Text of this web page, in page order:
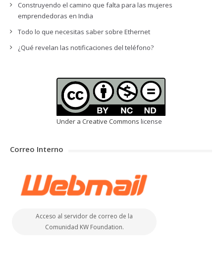
Construyendo el camino que falta para las mujeres
emprendedoras en India
Todo lo que necesitas saber sobre Ethernet
¿Qué revelan las notificaciones del teléfono?
Under a Creative Commons license
Correo Interno
Acceso al servidor de correo de la
Comunidad KW Foundation.